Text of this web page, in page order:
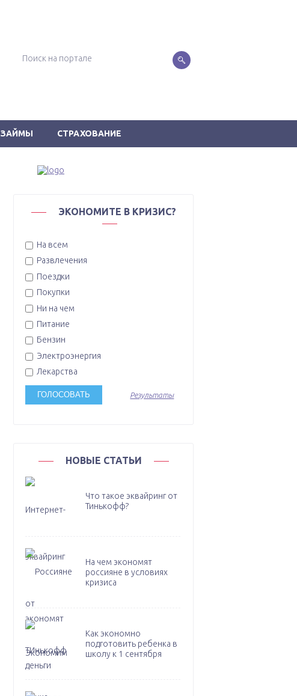
ЗАЙМЫ СТРАХОВАНИЕ
ЭКОНОМИТЕ В КРИЗИС?
На всем
Развлечения
Поездки
Покупки
Ни на чем
Питание
Бензин
Электроэнергия
Лекарства
Результаты
НОВЫЕ СТАТЬИ
Что такое эквайринг от
Тинькофф?
На чем экономят
россияне в условиях
кризиса
Как экономно
подготовить ребенка в
школу к 1 сентября